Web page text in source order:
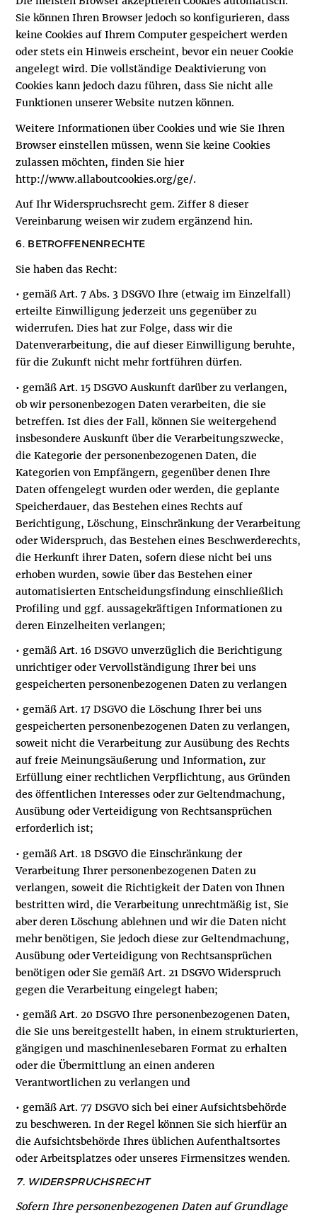
Sie können Ihren Browser jedoch so konfigurieren, dass
keine Cookies auf Ihrem Computer gespeichert werden
oder stets ein Hinweis erscheint, bevor ein neuer Cookie
angelegt wird. Die vollständige Deaktivierung von
Cookies kann jedoch dazu führen, dass Sie nicht alle
Funktionen unserer Website nutzen können.
Weitere Informationen über Cookies und wie Sie Ihren
Browser einstellen müssen, wenn Sie keine Cookies
zulassen möchten, finden Sie hier
http://www.allaboutcookies.org/ge/.
Auf Ihr Widerspruchsrecht gem. Ziffer 8 dieser
Vereinbarung weisen wir zudem ergänzend hin.
6. BETROFFENENRECHTE
Sie haben das Recht:
• gemäß Art. 7 Abs. 3 DSGVO Ihre (etwaig im Einzelfall)
erteilte Einwilligung jederzeit uns gegenüber zu
widerrufen. Dies hat zur Folge, dass wir die
Datenverarbeitung, die auf dieser Einwilligung beruhte,
für die Zukunft nicht mehr fortführen dürfen.
• gemäß Art. 15 DSGVO Auskunft darüber zu verlangen,
ob wir personenbezogen Daten verarbeiten, die sie
betreffen. Ist dies der Fall, können Sie weitergehend
insbesondere Auskunft über die Verarbeitungszwecke,
die Kategorie der personenbezogenen Daten, die
Kategorien von Empfängern, gegenüber denen Ihre
Daten offengelegt wurden oder werden, die geplante
Speicherdauer, das Bestehen eines Rechts auf
Berichtigung, Löschung, Einschränkung der Verarbeitung
oder Widerspruch, das Bestehen eines Beschwerderechts,
die Herkunft ihrer Daten, sofern diese nicht bei uns
erhoben wurden, sowie über das Bestehen einer
automatisierten Entscheidungsfindung einschließlich
Profiling und ggf. aussagekräftigen Informationen zu
deren Einzelheiten verlangen;
• gemäß Art. 16 DSGVO unverzüglich die Berichtigung
unrichtiger oder Vervollständigung Ihrer bei uns
gespeicherten personenbezogenen Daten zu verlangen
• gemäß Art. 17 DSGVO die Löschung Ihrer bei uns
gespeicherten personenbezogenen Daten zu verlangen,
soweit nicht die Verarbeitung zur Ausübung des Rechts
auf freie Meinungsäußerung und Information, zur
Erfüllung einer rechtlichen Verpflichtung, aus Gründen
des öffentlichen Interesses oder zur Geltendmachung,
Ausübung oder Verteidigung von Rechtsansprüchen
erforderlich ist;
• gemäß Art. 18 DSGVO die Einschränkung der
Verarbeitung Ihrer personenbezogenen Daten zu
verlangen, soweit die Richtigkeit der Daten von Ihnen
bestritten wird, die Verarbeitung unrechtmäßig ist, Sie
aber deren Löschung ablehnen und wir die Daten nicht
mehr benötigen, Sie jedoch diese zur Geltendmachung,
Ausübung oder Verteidigung von Rechtsansprüchen
benötigen oder Sie gemäß Art. 21 DSGVO Widerspruch
gegen die Verarbeitung eingelegt haben;
• gemäß Art. 20 DSGVO Ihre personenbezogenen Daten,
die Sie uns bereitgestellt haben, in einem strukturierten,
gängigen und maschinenlesebaren Format zu erhalten
oder die Übermittlung an einen anderen
Verantwortlichen zu verlangen und
• gemäß Art. 77 DSGVO sich bei einer Aufsichtsbehörde
zu beschweren. In der Regel können Sie sich hierfür an
die Aufsichtsbehörde Ihres üblichen Aufenthaltsortes
oder Arbeitsplatzes oder unseres Firmensitzes wenden.
7. WIDERSPRUCHSRECHT
Sofern Ihre personenbezogenen Daten auf Grundlage